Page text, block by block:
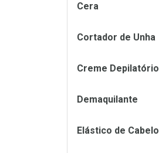
Cera
Cortador de Unha
Creme Depilatório
Demaquilante
Elástico de Cabelo